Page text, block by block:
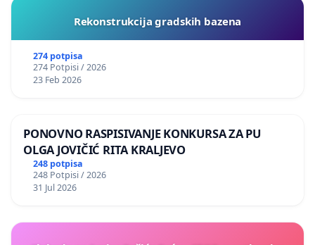
Rekonstrukcija gradskih bazena
274 potpisa
274 Potpisi / 2026
23 Feb 2026
PONOVNO RASPISIVANJE KONKURSA ZA PU
OLGA JOVIČIĆ RITA KRALJEVO
248 potpisa
248 Potpisi / 2026
31 Jul 2026